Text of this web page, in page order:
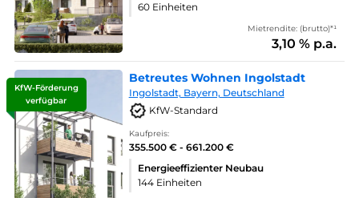
60 Einheiten
Mietrendite: (brutto)*¹
3,10 % p.a.
KfW-Förderung
verfügbar
Betreutes Wohnen Ingolstadt
Ingolstadt, Bayern, Deutschland
KfW-Standard
Kaufpreis:
355.500 € - 661.200 €
Energieeffizienter Neubau
144 Einheiten